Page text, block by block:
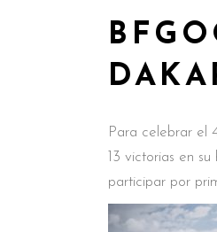
Para celebrar el
13 victorias en
participar por